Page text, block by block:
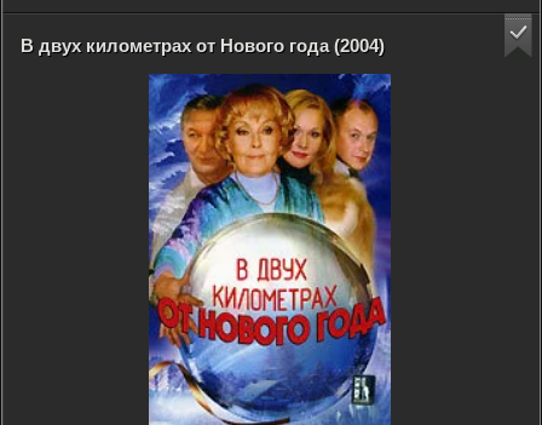
В двух километрах от Нового года (2004)